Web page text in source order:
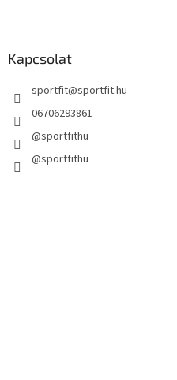
Kapcsolat
sportfit@sportfit.hu
06706293861
@sportfithu
@sportfithu